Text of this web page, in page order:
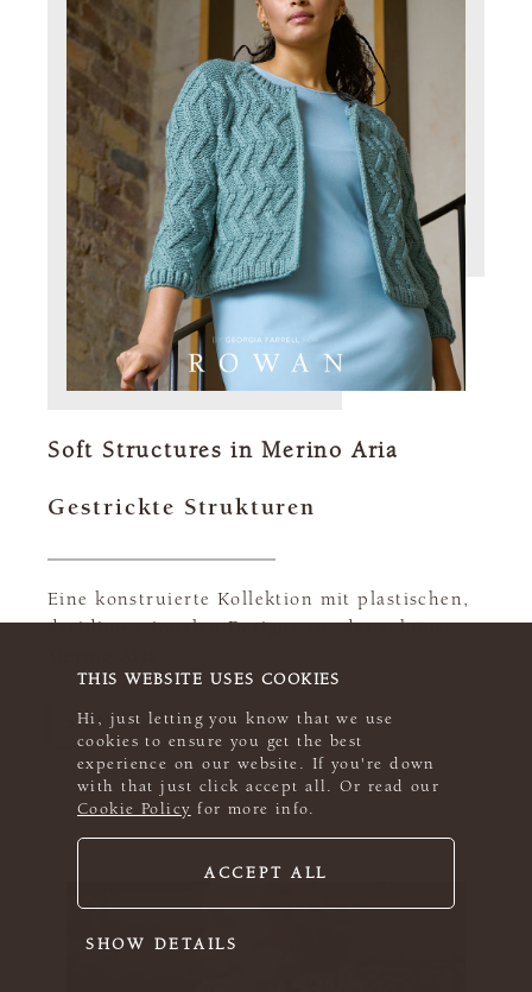
THIS WEBSITE USES COOKIES
Hi, just letting you know that we use
cookies to ensure you get the best
experience on our website. If you're down
with that just click accept all. Or read our
Cookie Policy for more info.
ACCEPT ALL
SHOW DETAILS
Soft Structures in Merino Aria
Gestrickte Strukturen
Eine konstruierte Kollektion mit plastischen,
dreidimensionalen Designs aus der schönen
SIEHE DAS MAGAZIN